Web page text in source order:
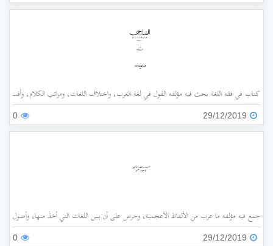
كتاب في فقه اللغة بحث فيه مؤلفه القول في لغة العرب، واختلاف اللغات، ومراتب الكلام،
29/12/2019
0
جمع فيه مؤلفه ما عرب من الألفاظ الأعجمية، وحرص على أن يبين اللغات التي أُخذَ منها، وأصول
29/12/2019
0